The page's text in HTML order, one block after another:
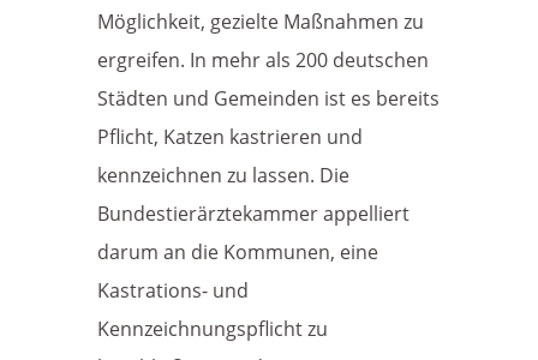
Möglichkeit, gezielte Maßnahmen zu
ergreifen. In mehr als 200 deutschen
Städten und Gemeinden ist es bereits
Pflicht, Katzen kastrieren und
kennzeichnen zu lassen. Die
Bundestierärztekammer appelliert
darum an die Kommunen, eine
Kastrations- und
Kennzeichnungspflicht zu